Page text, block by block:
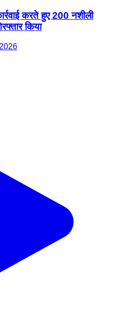
करते हुए 200 नशीली
किया